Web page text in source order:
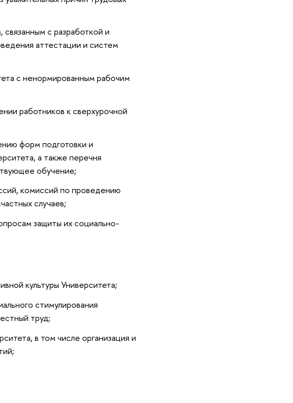
с разработкой и
аттестации и систем
с ненормированным рабочим
работников к сверхурочной
форм подготовки и
а также перечня
обучение;
комиссий по проведению
случаев;
защиты их социально-
культуры Университета;
стимулирования
труд;
в том числе организация и